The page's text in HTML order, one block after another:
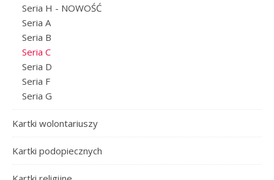
Seria H - NOWOŚĆ
Seria A
Seria B
Seria C
Seria D
Seria F
Seria G
Kartki wolontariuszy
Kartki podopiecznych